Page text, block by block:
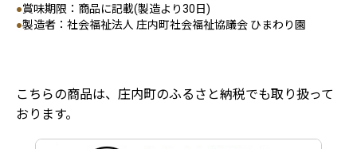
●賞味期限：商品に記載(製造より30日)
●製造者：社会福祉法人 庄内町社会福祉協議会 ひまわり園
こちらの商品は、庄内町のふるさと納税でも取り扱って
おります。